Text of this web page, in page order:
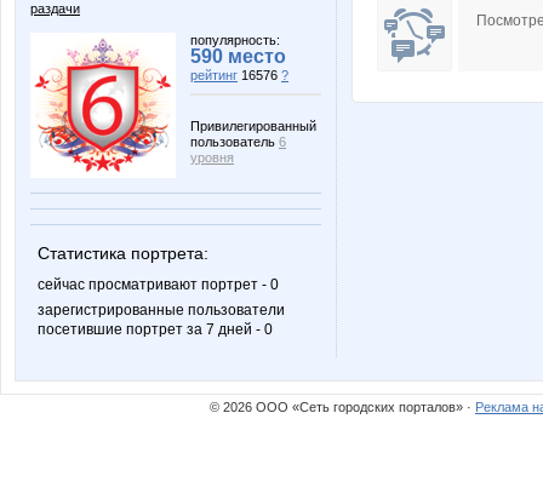
раздачи
популярность:
590 место
рейтинг 16576 ?
Привилегированный
пользователь 6
уровня
Статистика портрета:
сейчас просматривают портрет - 0
зарегистрированные пользователи
посетившие портрет за 7 дней - 0
Edissa
© 2026 ООО «Сеть городских порталов» · Реклама